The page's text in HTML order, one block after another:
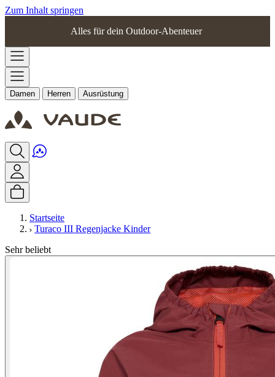
Zum Inhalt springen
Alles für dein Outdoor-Abenteuer
Damen Herren Ausrüstung
Startseite
Turaco III Regenjacke Kinder
Sehr beliebt